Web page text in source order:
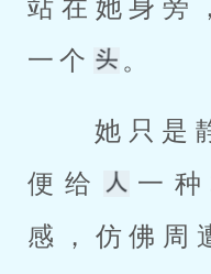
站在她身旁
一个
。
便给
一
感，仿佛周